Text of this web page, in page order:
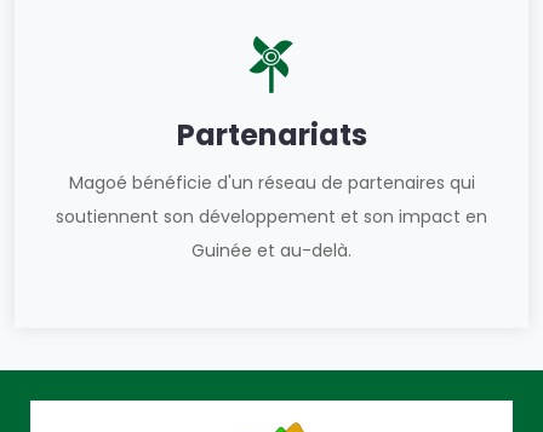
Partenariats
Magoé bénéficie d'un réseau de partenaires qui
soutiennent son développement et son impact en
Guinée et au-delà.